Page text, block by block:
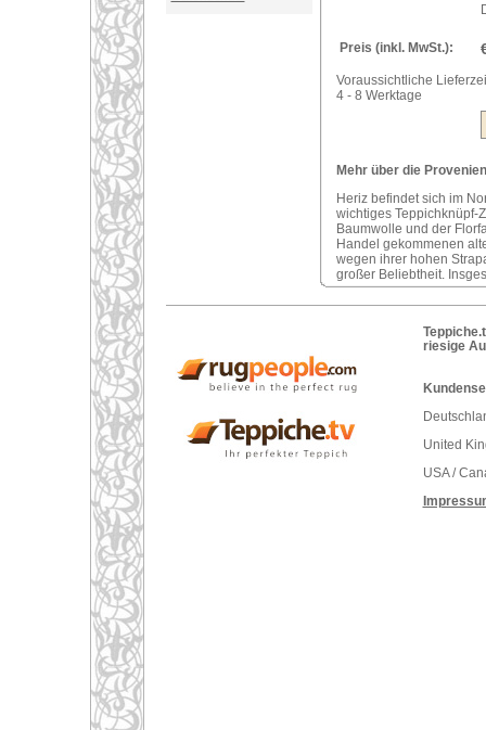
Preis (inkl. MwSt.):
Voraussichtliche
4 - 8 Werktage
Mehr über die
Heriz befindet sich im
wichtiges Teppichknüpf-
Baumwolle und der
Handel gekommenen
wegen ihrer hohen
großer Beliebtheit.
riesige
United
USA /